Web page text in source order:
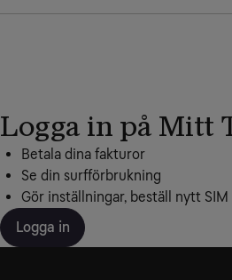
Logga in på Mitt
Betala dina fakturor
Se din surfförbrukning
Gör inställningar, beställ nytt
Logga in